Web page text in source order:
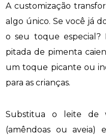
A customização
algo único. Se você já
o seu toque especial?
pitada de pimenta
um toque picante ou
para as crianças.
Substitua o leite de
(amêndoas ou aveia)